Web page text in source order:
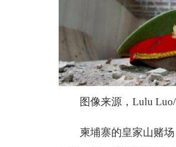
图像来源，Lulu
柬埔寨的皇家山赌